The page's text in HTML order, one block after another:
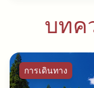
บทค
การเดินทาง